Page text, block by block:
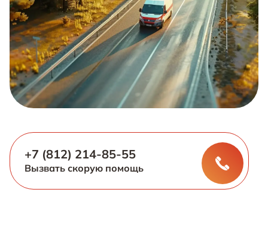
+7 (812) 214-85-55
Вызвать скорую помощь